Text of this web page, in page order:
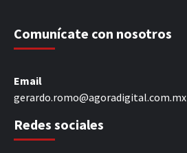
Comunícate con nosotros
Email
gerardo.romo@agoradigital.com.mx
Redes sociales